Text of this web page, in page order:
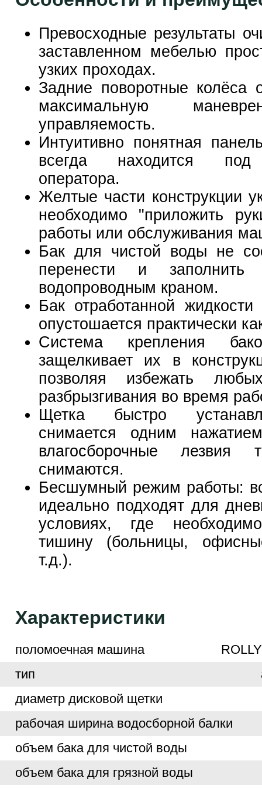
Превосходные результаты
заставленном мебелью
узких проходах.
Задние поворотные колёса
максимальную
управляемость.
Интуитивно понятная
всегда находится под
оператора.
Желтые части конструкции
необходимо "приложить
работы или обслуживания
Бак для чистой воды не
перенести и
водопроводным краном.
Бак отработанной
опустошается практически
Система крепления
защелкивает их в
позволяя избежать
разбрызгивания во время
Щетка быстро
снимается одним
влагосборочные лезвия
снимаются.
Бесшумный режим работы:
идеально подходят для
условиях, где
тишину (больницы,
т.д.).
Характеристики
поломоечная машина
тип
диаметр дисковой щетки
рабочая ширина водосборной балки
объем бака для чистой воды
объем бака для грязной воды